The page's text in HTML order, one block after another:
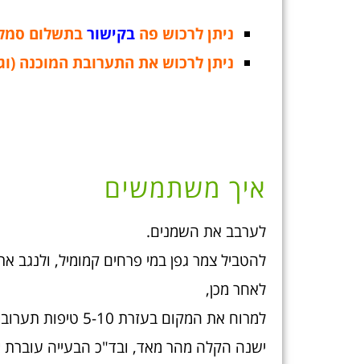
ניתן לרכוש פה בקישורבתשלום
ניתן לרכוש את התערובת המוכנה
איך משתמשים
לערבב את השמנים.
להטביל צמר גפן במי פרחים קמומיל, ולנגב
לאחר מכן,
למרוח את המקום בעזרת 5-10 טיפות תערובת השמנים, 2-6 פעמים ביום במשך יומיים.
ישנה הקלה מהר מאד, ובד"כ הבעייה עוברת